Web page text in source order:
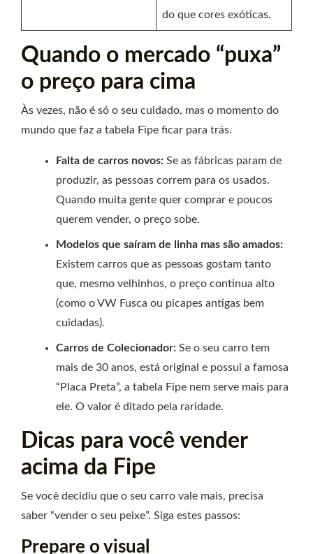
do que cores exóticas.
Quando o mercado “puxa”
o preço para cima
Às vezes, não é só o seu cuidado, mas o momento do
mundo que faz a tabela Fipe ficar para trás.
Falta de carros novos:Se as fábricas param de
produzir, as pessoas correm para os usados.
Quando muita gente quer comprar e poucos
querem vender, o preço sobe.
Modelos que saíram de linha mas são amados:
Existem carros que as pessoas gostam tanto
que, mesmo velhinhos, o preço continua alto
(como o VW Fusca ou picapes antigas bem
cuidadas).
Carros de Colecionador:Se o seu carro tem
mais de 30 anos, está original e possui a famosa
“Placa Preta”, a tabela Fipe nem serve mais para
ele. O valor é ditado pela raridade.
Dicas para você vender
acima da Fipe
Se você decidiu que o seu carro vale mais, precisa
saber “vender o seu peixe”. Siga estes passos:
Prepare o visual